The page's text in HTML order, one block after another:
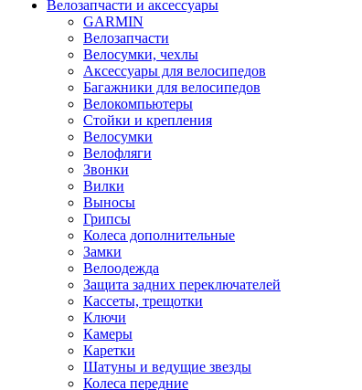
Велозапчасти и аксессуары
GARMIN
Велозапчасти
Велосумки, чехлы
Аксессуары для велосипедов
Багажники для велосипедов
Велокомпьютеры
Стойки и крепления
Велосумки
Велофляги
Звонки
Вилки
Выносы
Грипсы
Колеса дополнительные
Замки
Велоодежда
Защита задних переключателей
Кассеты, трещотки
Ключи
Камеры
Каретки
Шатуны и ведущие звезды
Колеса передние